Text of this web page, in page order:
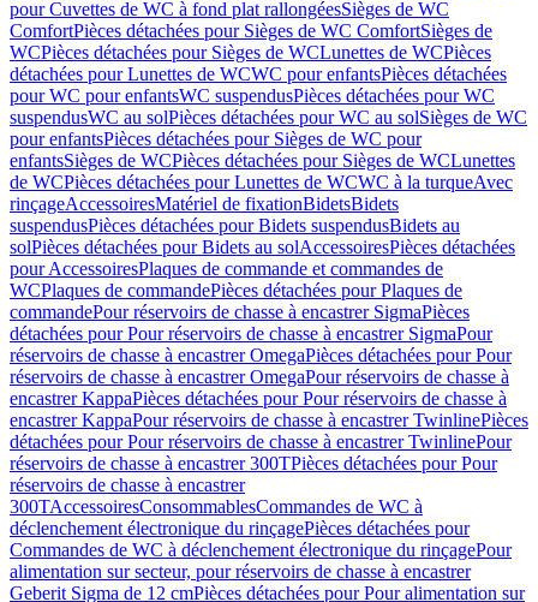
pour Cuvettes de WC à fond plat rallongéesSièges de WC
ComfortPièces détachées pour Sièges de WC ComfortSièges de
WCPièces détachées pour Sièges de WCLunettes de WCPièces
détachées pour Lunettes de WCWC pour enfantsPièces détachées
pour WC pour enfantsWC suspendusPièces détachées pour WC
suspendusWC au solPièces détachées pour WC au solSièges de WC
pour enfantsPièces détachées pour Sièges de WC pour
enfantsSièges de WCPièces détachées pour Sièges de WCLunettes
de WCPièces détachées pour Lunettes de WCWC à la turqueAvec
rinçageAccessoiresMatériel de fixationBidetsBidets
suspendusPièces détachées pour Bidets suspendusBidets au
solPièces détachées pour Bidets au solAccessoiresPièces détachées
pour AccessoiresPlaques de commande et commandes de
WCPlaques de commandePièces détachées pour Plaques de
commandePour réservoirs de chasse à encastrer SigmaPièces
détachées pour Pour réservoirs de chasse à encastrer SigmaPour
réservoirs de chasse à encastrer OmegaPièces détachées pour Pour
réservoirs de chasse à encastrer OmegaPour réservoirs de chasse à
encastrer KappaPièces détachées pour Pour réservoirs de chasse à
encastrer KappaPour réservoirs de chasse à encastrer TwinlinePièces
détachées pour Pour réservoirs de chasse à encastrer TwinlinePour
réservoirs de chasse à encastrer 300TPièces détachées pour Pour
réservoirs de chasse à encastrer
300TAccessoiresConsommablesCommandes de WC à
déclenchement électronique du rinçagePièces détachées pour
Commandes de WC à déclenchement électronique du rinçagePour
alimentation sur secteur, pour réservoirs de chasse à encastrer
Geberit Sigma de 12 cmPièces détachées pour Pour alimentation sur